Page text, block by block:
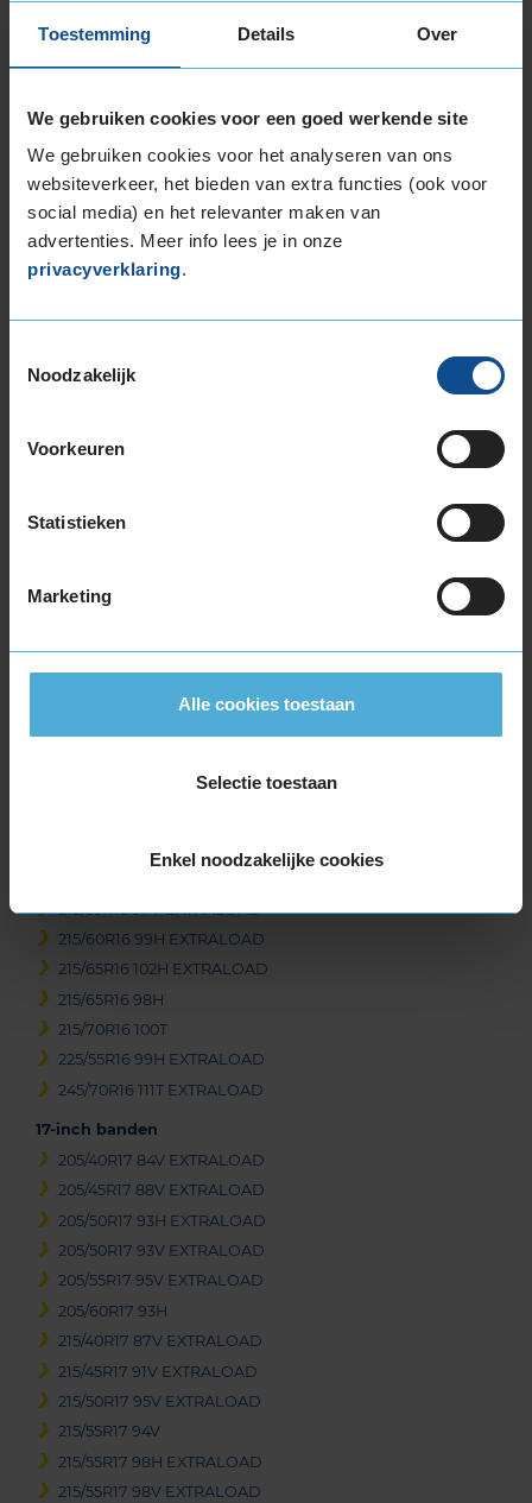
Toestemming Details Over
We gebruiken cookies voor een goed werkende site
We gebruiken cookies voor het analyseren van ons
websiteverkeer, het bieden van extra functies (ook voor
social media) en het relevanter maken van
advertenties. Meer info lees je in onze
privacyverklaring.
Noodzakelijk
Voorkeuren
Statistieken
Marketing
Alle cookies toestaan
Selectie toestaan
Enkel noodzakelijke cookies
185/60R15 84T
185/65R15 92T EXTRALOAD
195/50R15 86H EXTRALOAD
195/55R15 85H
195/60R15 88H
195/65R15 91H
195/65R15 91T
205/65R15 94H
195/50R16 88H EXTRALOAD
195/55R16 91H EXTRALOAD
205/55R16 91H
205/55R16 94V EXTRALOAD
205/60R16 96H EXTRALOAD
215/55R16 97V EXTRALOAD
215/60R16 99H EXTRALOAD
215/65R16 102H EXTRALOAD
215/65R16 98H
215/70R16 100T
225/55R16 99H EXTRALOAD
245/70R16 111T EXTRALOAD
17-inch banden
205/40R17 84V EXTRALOAD
205/45R17 88V EXTRALOAD
205/50R17 93H EXTRALOAD
205/50R17 93V EXTRALOAD
205/55R17 95V EXTRALOAD
205/60R17 93H
215/40R17 87V EXTRALOAD
215/45R17 91V EXTRALOAD
215/50R17 95V EXTRALOAD
215/55R17 94V
215/55R17 98H EXTRALOAD
215/55R17 98V EXTRALOAD